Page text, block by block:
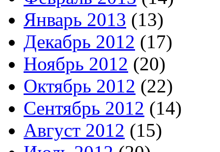
Январь 2013 (13)
Декабрь 2012 (17)
Ноябрь 2012 (20)
Октябрь 2012 (22)
Сентябрь 2012 (14)
Август 2012 (15)